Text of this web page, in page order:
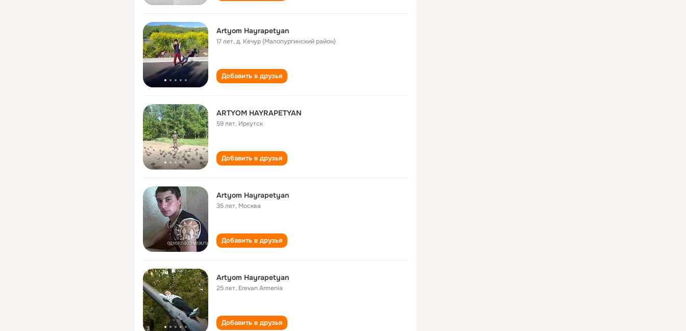
Artyom Hayrapetyan
17 лет,д. Кечур (Малопургинский район)
Добавить в друзья
ARTYOM HAYRAPETYAN
59 лет, Иркутск
Добавить в друзья
Artyom Hayrapetyan
35 лет, Москва
Добавить в друзья
Artyom Hayrapetyan
25 лет, Erevan Armenia
Добавить в друзья